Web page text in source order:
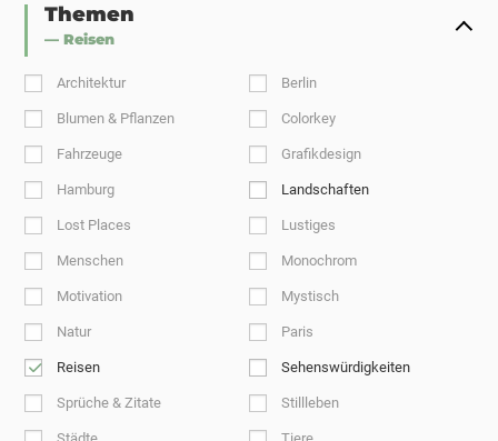
Themen
— Reisen
Architektur Berlin
Blumen & Pflanzen Colorkey
Fahrzeuge Grafikdesign
Hamburg Landschaften
Lost Places Lustiges
Menschen Monochrom
Motivation Mystisch
Natur Paris
Reisen Sehenswürdigkeiten
Sprüche & Zitate Stillleben